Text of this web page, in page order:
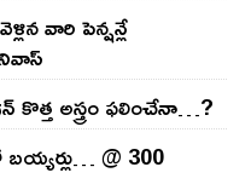
వారి పెన్ష‌న్లే
అస్త్రం ఫ‌లించేనా…?
@ 300